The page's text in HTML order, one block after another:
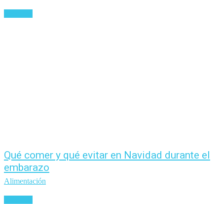
Qué comer y qué evitar en Navidad durante el
embarazo
Alimentación